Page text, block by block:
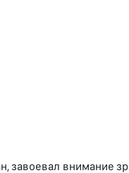
завоевал внимание